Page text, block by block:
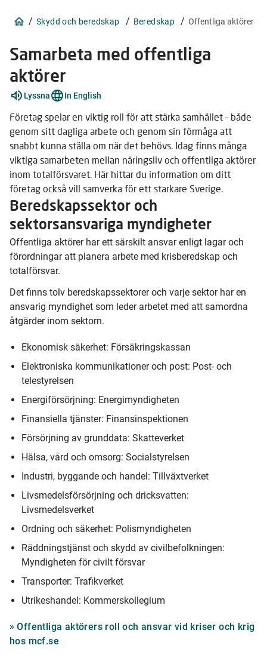
/ Skydd och beredskap / Beredskap / Offentliga aktörer
Samarbeta med offentliga
aktörer
Lyssna In English
Företag spelar en viktig roll för att stärka samhället – både
genom sitt dagliga arbete och genom sin förmåga att
snabbt kunna ställa om när det behövs. Idag finns många
viktiga samarbeten mellan näringsliv och offentliga aktörer
inom totalförsvaret. Här hittar du information om ditt
företag också vill samverka för ett starkare Sverige.
Beredskapssektor och
sektorsansvariga myndigheter
Offentliga aktörer har ett särskilt ansvar enligt lagar och
förordningar att planera arbete med krisberedskap och
totalförsvar.
Det finns tolv beredskapssektorer och varje sektor har en
ansvarig myndighet som leder arbetet med att samordna
åtgärder inom sektorn.
Ekonomisk säkerhet: Försäkringskassan
Elektroniska kommunikationer och post: Post- och
telestyrelsen
Energiförsörjning: Energimyndigheten
Finansiella tjänster: Finansinspektionen
Försörjning av grunddata: Skatteverket
Hälsa, vård och omsorg: Socialstyrelsen
Industri, byggande och handel: Tillväxtverket
Livsmedelsförsörjning och dricksvatten:
Livsmedelsverket
Ordning och säkerhet: Polismyndigheten
Räddningstjänst och skydd av civilbefolkningen:
Myndigheten för civilt försvar
Transporter: Trafikverket
Utrikeshandel: Kommerskollegium
Offentliga aktörers roll och ansvar vid kriser och krig
hos mcf.se